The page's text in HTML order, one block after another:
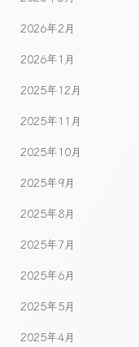
2026年2月
2026年1月
2025年12月
2025年11月
2025年10月
2025年9月
2025年8月
2025年7月
2025年6月
2025年5月
2025年4月